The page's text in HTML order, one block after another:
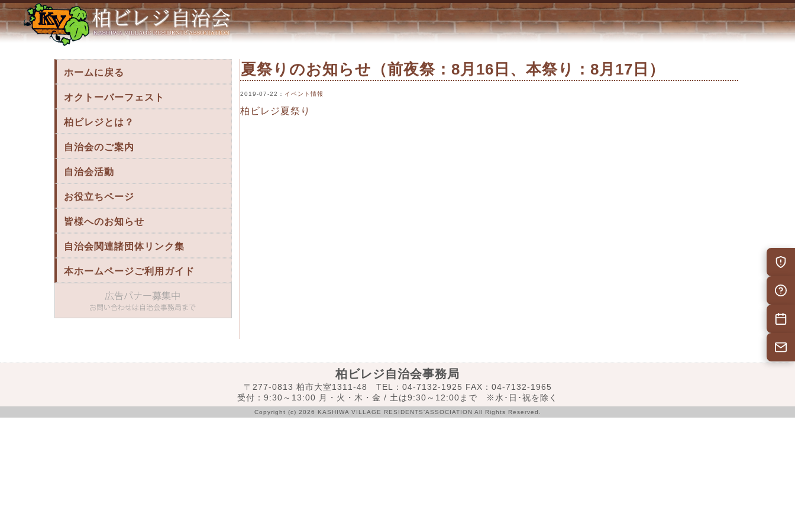
夏祭りのお知らせ（前夜祭：8月16日、本祭り：8月17日） « 柏ビレジ
夏祭りのお知らせ（前夜祭：8月16日、本祭り：8月17日）
2019-07-22 ： イベント情報
柏ビレジ夏祭り
ホームに戻る
オクトーバーフェスト
柏ビレジとは？
自治会のご案内
自治会活動
お役立ちページ
皆様へのお知らせ
自治会関連諸団体リンク集
本ホームページご利用ガイド
柏ビレジ自治会事務局
〒277-0813 柏市大室1311-48 TEL：04-7132-1925 FAX：04-7132-1965
受付：9:30～13:00 月・火・木・金 / 土は9:30～12:00まで ※水･日･祝を除く
Copyright (c) 2026 KASHIWA VILLAGE RESIDENTS’ASSOCIATION All Rights Reserved.
防災情
自治
施設予
お問